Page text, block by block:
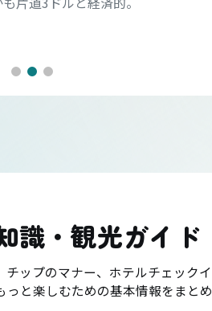
識・観光ガイド
ップのマナー、ホテルチェック
と楽しむための基本情報をまと